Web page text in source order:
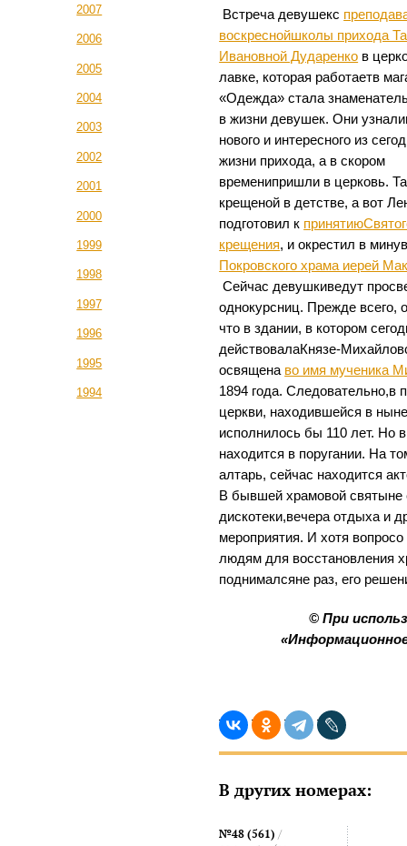
2007
2006
2005
2004
2003
2002
2001
2000
1999
1998
1997
1996
1995
1994
Встреча девушекс
воскреснойшколы прихода
Ивановной Дударенко в
лавке, которая работаетв
«Одежда» стала
в жизни девушек. Они
нового и интересного из
жизни прихода, а в скором
временипришли в церковь.
крещеной в детстве, а вот
подготовил к
крещения, и окрестил в
Покровского храма иерей
Сейчас девушкиведут
однокурсниц. Прежде всего,
что в здании, в котором
действовалаКнязе-
освящена во имя мученика
1894 года.
церкви, находившейся в
исполнилось бы 110 лет. Но
находится в поругании. На
алтарь, сейчас находится
В бывшей храмовой святыне
дискотеки,вечера отдыха и
мероприятия. И хотя
людям для восстановления
поднималсяне раз, его
© При
В других номерах:
№48 (561) /